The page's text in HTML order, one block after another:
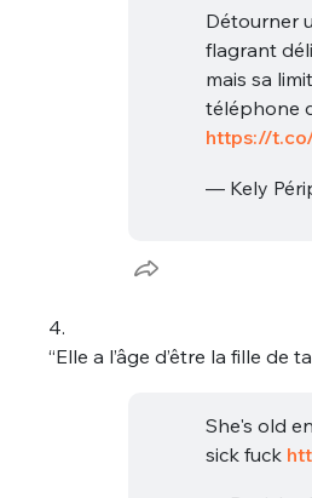
Détourner
flagrant
mais sa
téléphone
https://
— Kely
4.
“Elle a l’âge d’être la fille de
She's old
sick fuck
PSEUDO
Que